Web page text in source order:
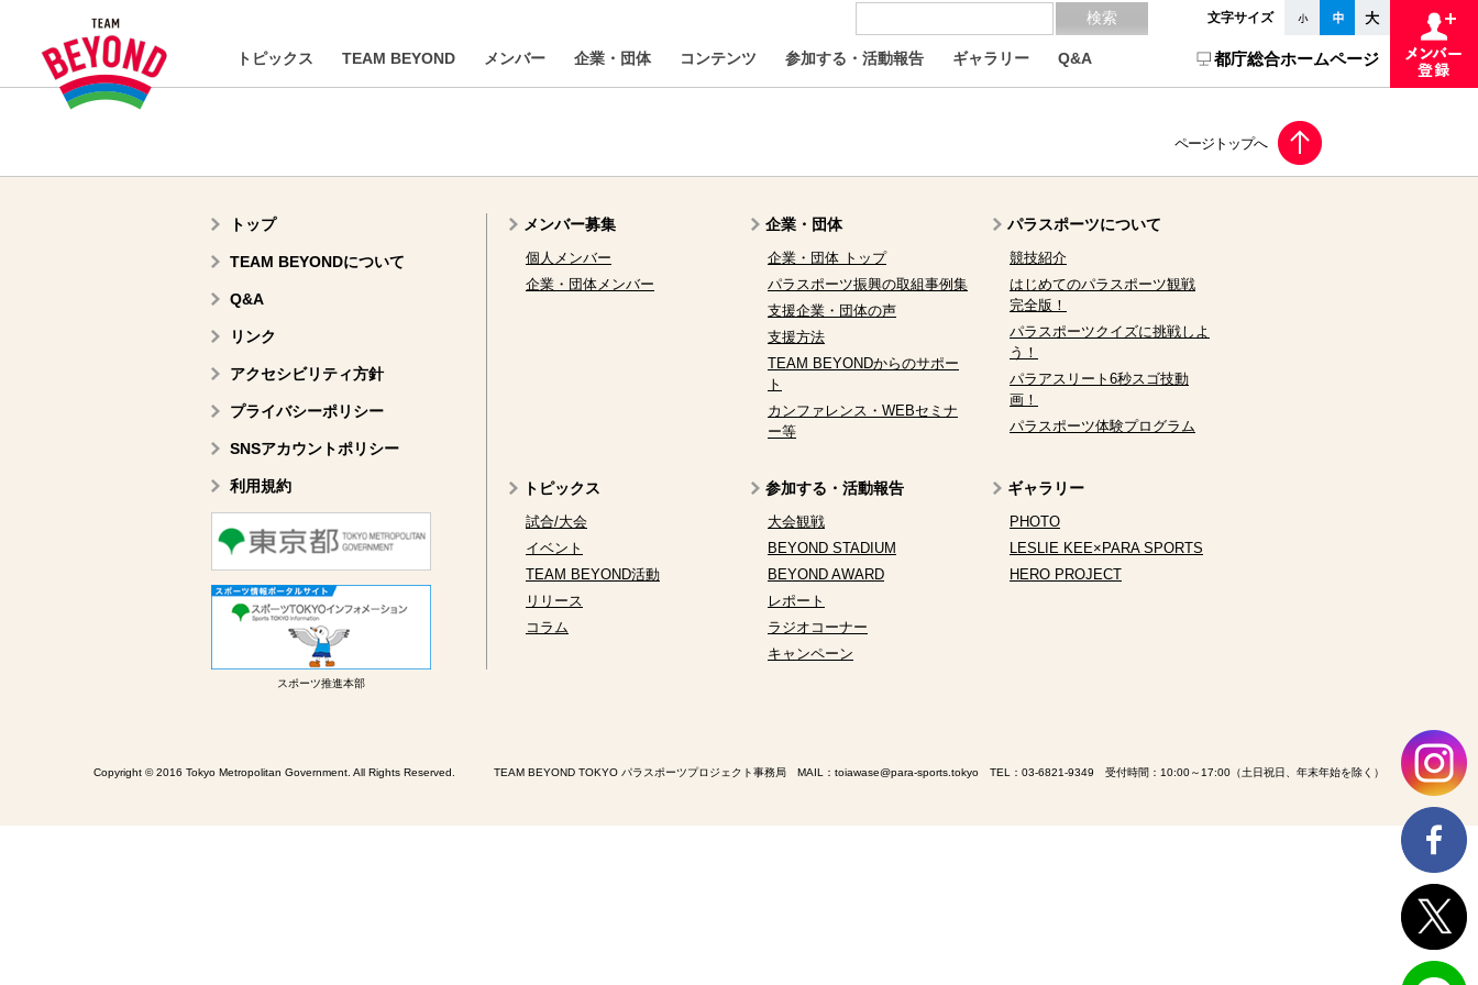
文字サイズ
トピックス TEAM BEYOND メンバー 企業・団体 コンテンツ 参加する・活動報告 ギャラリー Q&A 都庁総合ホームページ
トップ
TEAM BEYONDについて
Q&A
リンク
アクセシビリティ方針
プライバシーポリシー
SNSアカウントポリシー
利用規約
スポーツ推進本部
メンバー募集
個人メンバー
企業・団体メンバー
企業・団体
企業・団体 トップ
パラスポーツ振興の取組事例集
支援企業・団体の声
支援方法
TEAM BEYONDからのサポー
ト
カンファレンス・WEBセミナ
ー等
パラスポーツについて
競技紹介
はじめてのパラスポーツ観戦
完全版！
パラスポーツクイズに挑戦しよ
う！
パラアスリート6秒スゴ技動
画！
パラスポーツ体験プログラム
トピックス
試合/大会
イベント
TEAM BEYOND活動
リリース
コラム
参加する・活動報告
大会観戦
BEYOND STADIUM
BEYOND AWARD
レポート
ラジオコーナー
キャンペーン
ギャラリー
PHOTO
LESLIE KEE×PARA SPORTS
HERO PROJECT
Copyright © 2016 Tokyo Metropolitan Government. All Rights Reserved. TEAM BEYOND TOKYO パラスポーツプロジェクト事務局 MAIL： toiawase@para-sports.tokyo TEL： 03-6821-9349 受付時間：10:00～17:00（土日祝日、年末年始を除く）